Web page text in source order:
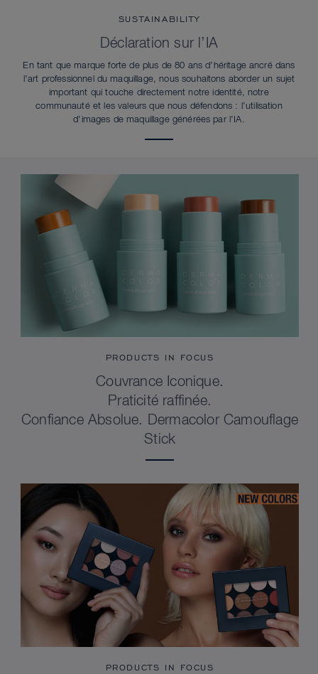
SUSTAINABILITY
Déclaration sur l’IA
En tant que marque forte de plus de 80 ans d’héritage ancré dans
l’art professionnel du maquillage, nous souhaitons aborder un sujet
important qui touche directement notre identité, notre
communauté et les valeurs que nous défendons : l’utilisation
d’images de maquillage générées par l’IA.
PRODUCTS IN FOCUS
Couvrance Iconique.
Praticité raffinée.
Confiance Absolue. Dermacolor Camouflage
Stick
PRODUCTS IN FOCUS